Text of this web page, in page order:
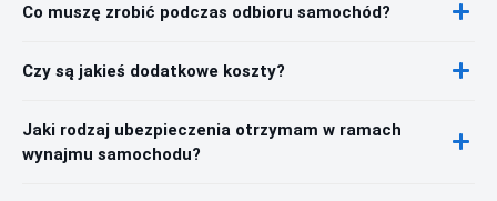
Co muszę zrobić podczas odbioru samochód?
Czy są jakieś dodatkowe koszty?
Jaki rodzaj ubezpieczenia otrzymam w ramach
wynajmu samochodu?